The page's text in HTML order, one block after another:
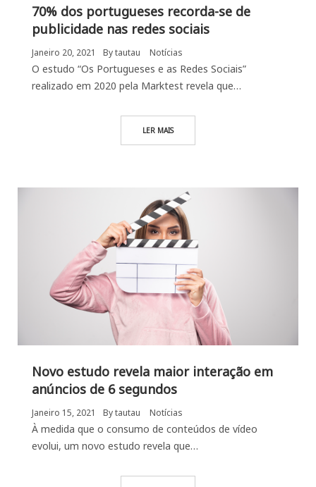
70% dos portugueses recorda-se de
publicidade nas redes sociais
Janeiro 20, 2021 Bytautau Notícias
O estudo “Os Portugueses e as Redes Sociais”
realizado em 2020 pela Marktest revela que…
LER MAIS
Novo estudo revela maior interação em
anúncios de 6 segundos
Janeiro 15, 2021 Bytautau Notícias
À medida que o consumo de conteúdos de vídeo
evolui, um novo estudo revela que…